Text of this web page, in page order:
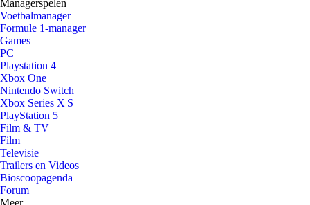
Managerspelen
Voetbalmanager
Formule 1-manager
Games
PC
Playstation 4
Xbox One
Nintendo Switch
Xbox Series X|S
PlayStation 5
Film & TV
Film
Televisie
Trailers en Videos
Bioscoopagenda
Forum
Meer